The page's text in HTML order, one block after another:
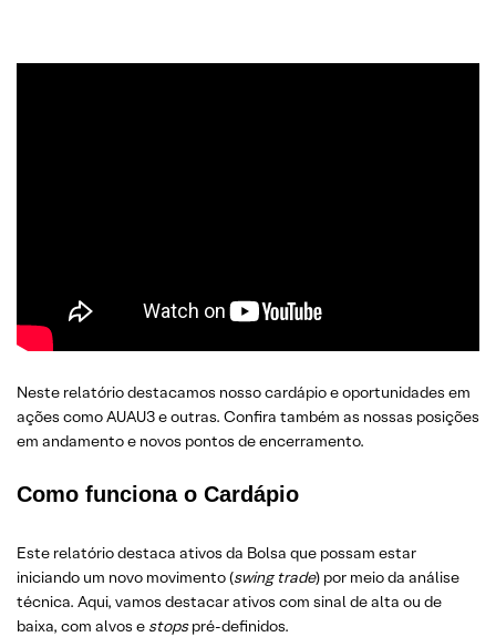
Neste relatório destacamos nosso cardápio e oportunidades em
ações como AUAU3 e outras. Confira também as nossas posições
em andamento e novos pontos de encerramento.
Como funciona o Cardápio
Este relatório destaca ativos da Bolsa que possam estar
iniciando um novo movimento (swing trade) por meio da análise
técnica. Aqui, vamos destacar ativos com sinal de alta ou de
baixa, com alvos e stopspré-definidos.